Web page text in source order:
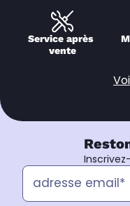
Service après
vente